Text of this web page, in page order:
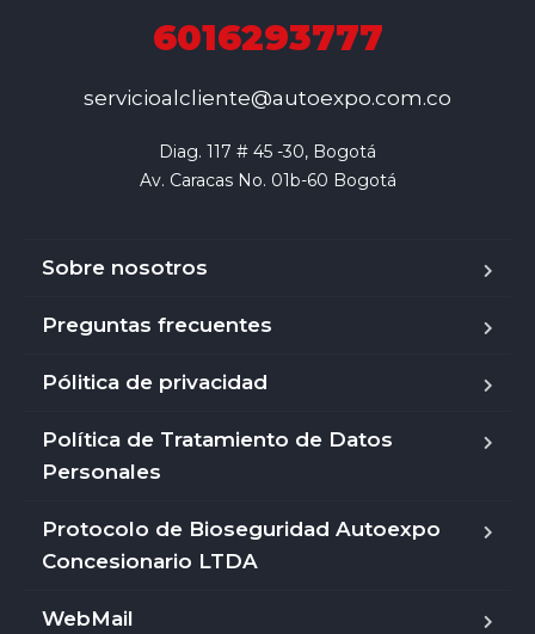
6016293777
servicioalcliente@autoexpo.com.co
Diag. 117 # 45 -30, Bogotá
Av. Caracas No. 01b-60 Bogotá
Sobre nosotros
Preguntas frecuentes
Pólitica de privacidad
Política de Tratamiento de Datos
Personales
Protocolo de Bioseguridad Autoexpo
Concesionario LTDA
WebMail